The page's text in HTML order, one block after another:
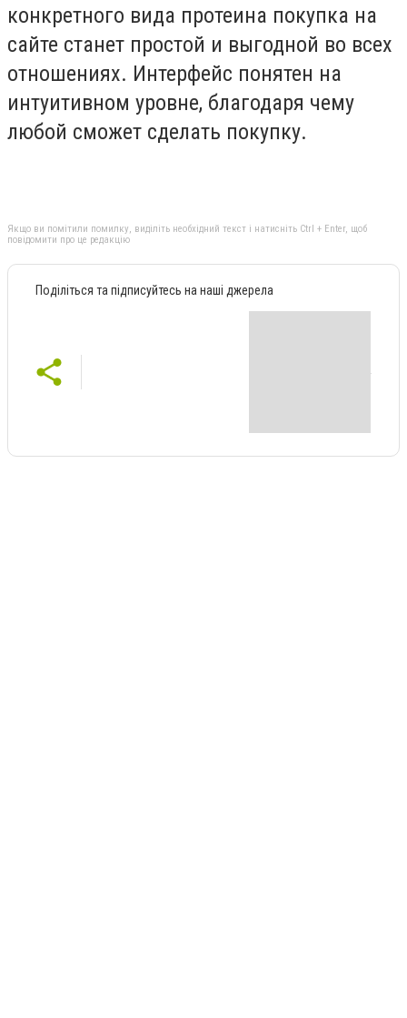
конкретного вида протеина покупка на
сайте станет простой и выгодной во всех
отношениях. Интерфейс понятен на
интуитивном уровне, благодаря чему
любой сможет сделать покупку.
Якщо ви помітили помилку, виділіть необхідний текст і натисніть Ctrl + Enter, щоб
повідомити про це редакцію
Поділіться та підписуйтесь на наші джерела